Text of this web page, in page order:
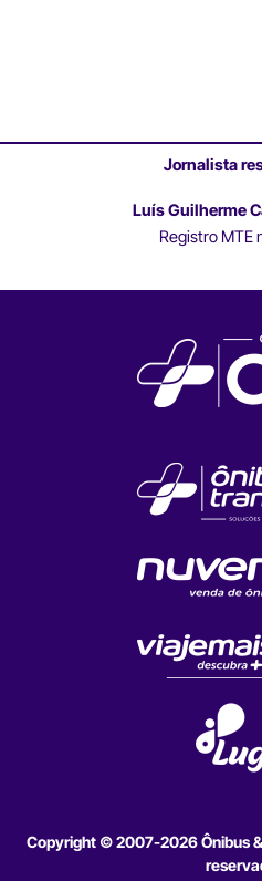
Jornalista
Luís Guilherme
Registro MTE
Copyright © 2007-2026 Ônibus